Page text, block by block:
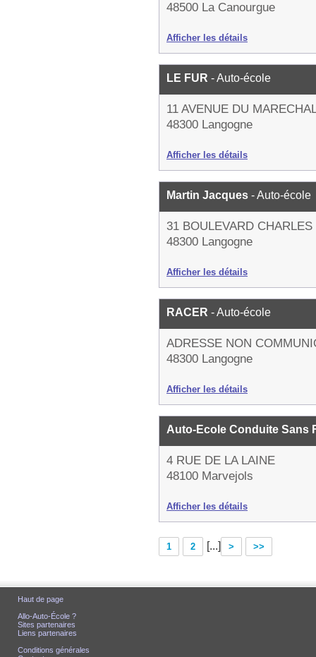
48500 La Canourgue
Afficher les détails
LE FUR - Auto-école
11 AVENUE DU
48300 Langogne
Afficher les détails
Martin Jacques - Auto-école
31 BOULEVARD
48300 Langogne
Afficher les détails
RACER - Auto-école
ADRESSE NON
48300 Langogne
Afficher les détails
Auto-Ecole Conduite Sans
4 RUE DE LA LAINE
48100 Marvejols
Afficher les détails
1 2 [...] > >>
Haut de page
Allo-Auto-École ?
Sites partenaires
Liens partenaires
Conditions générales